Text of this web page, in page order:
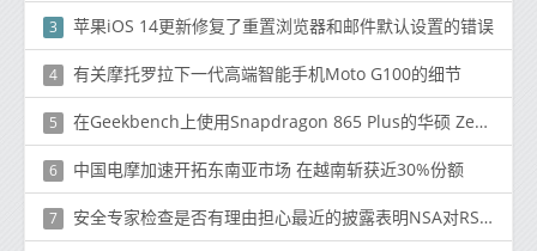
3 苹果iOS 14更新修复了重置浏览器和邮件默认设置的错误
4 有关摩托罗拉下一代高端智能手机Moto G100的细节
5 在Geekbench上使用Snapdragon 865 Plus的华硕 Zenfone 7系列型号
6 中国电摩加速开拓东南亚市场 在越南斩获近30%份额
7 安全专家检查是否有理由担心最近的披露表明NSA对RSA加密的影响更大